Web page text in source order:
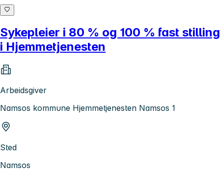
Sykepleier i 80 % og 100 % fast stilling
i Hjemmetjenesten
Arbeidsgiver
Namsos kommune Hjemmetjenesten Namsos 1
Sted
Namsos